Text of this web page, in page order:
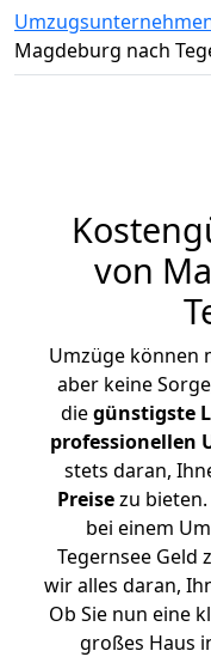
Magdeburg nach
von
Umzüge können
aber keine
diegünstigste
professionellen
stets daran,
Preisezu
bei einem
Tegernsee Geld
wir alles daran,
Ob Sie nun eine
großes Haus